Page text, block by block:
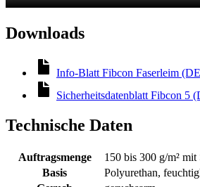
Downloads
Info-Blatt Fibcon Faserleim
Sicherheitsdatenblatt Fibcon 5
Technische Daten
Auftragsmenge
150 bis 300 g/m² mit
Basis
Polyurethan,